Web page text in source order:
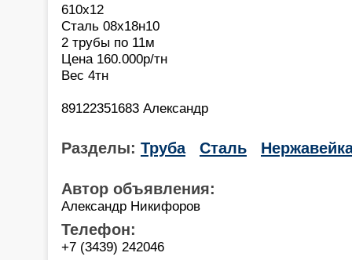
610х12
Сталь 08х18н10
2 трубы по 11м
Цена 160.000р/тн
Вес 4тн
89122351683 Александр
Разделы: Труба Сталь
Автор объявления:
Александр Никифоров
Телефон:
+7 (3439) 242046